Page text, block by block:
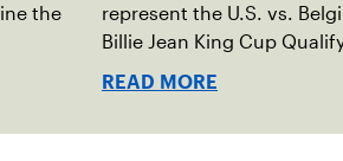
the
represent the U.S. vs.
Billie Jean King Cup
indoor red clay in Ostend,
READ MORE